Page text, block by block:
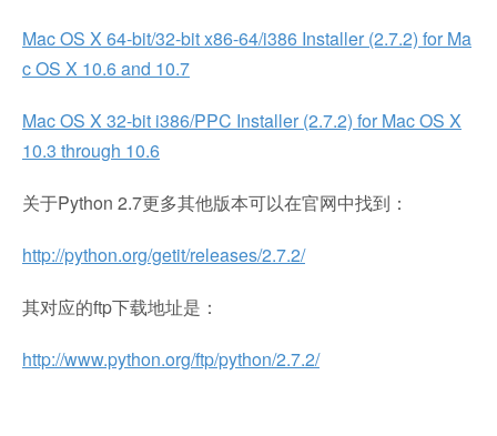
Mac OS X 64-bit/32-bit x86-64/i386 Installer (2.7.2) for Ma
c OS X 10.6 and 10.7
Mac OS X 32-bit i386/PPC Installer (2.7.2) for Mac OS X
10.3 through 10.6
关于Python 2.7更多其他版本可以在官网中找到：
http://python.org/getit/releases/2.7.2/
其对应的ftp下载地址是：
http://www.python.org/ftp/python/2.7.2/